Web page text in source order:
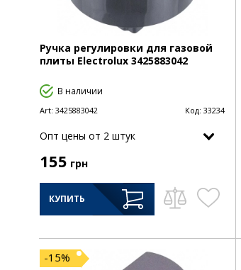
Ручка регулировки для газовой
плиты Electrolux 3425883042
В наличии
Art: 3425883042 Код: 33234
Опт цены от 2 штук
155 грн
КУПИТЬ
-15%